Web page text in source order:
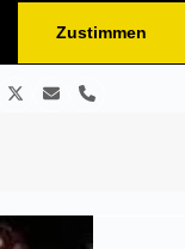
Zustimmen
Twitter
E- Telefon